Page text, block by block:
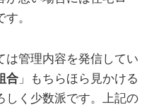
。
は管理内容を発信してい
合 」もちらほら見かける
しく少数派です。上記の